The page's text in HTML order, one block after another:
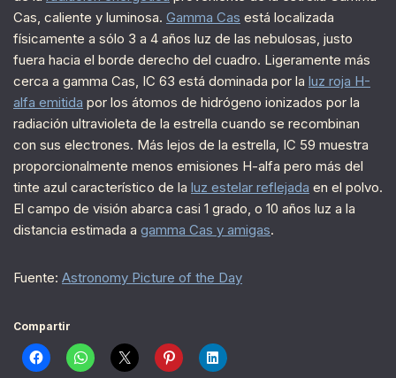
Cas, caliente y luminosa. Gamma Cas está localizada
físicamente a sólo 3 a 4 años luz de las nebulosas, justo
fuera hacia el borde derecho del cuadro. Ligeramente más
cerca a gamma Cas, IC 63 está dominada por la luz roja H-
alfa emitida por los átomos de hidrógeno ionizados por la
radiación ultravioleta de la estrella cuando se recombinan
con sus electrones. Más lejos de la estrella, IC 59 muestra
proporcionalmente menos emisiones H-alfa pero más del
tinte azul característico de la luz estelar reflejada en el polvo.
El campo de visión abarca casi 1 grado, o 10 años luz a la
distancia estimada a gamma Cas y amigas.
Fuente: Astronomy Picture of the Day
Compartir